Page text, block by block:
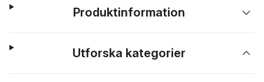
Produktinformation
Utforska kategorier